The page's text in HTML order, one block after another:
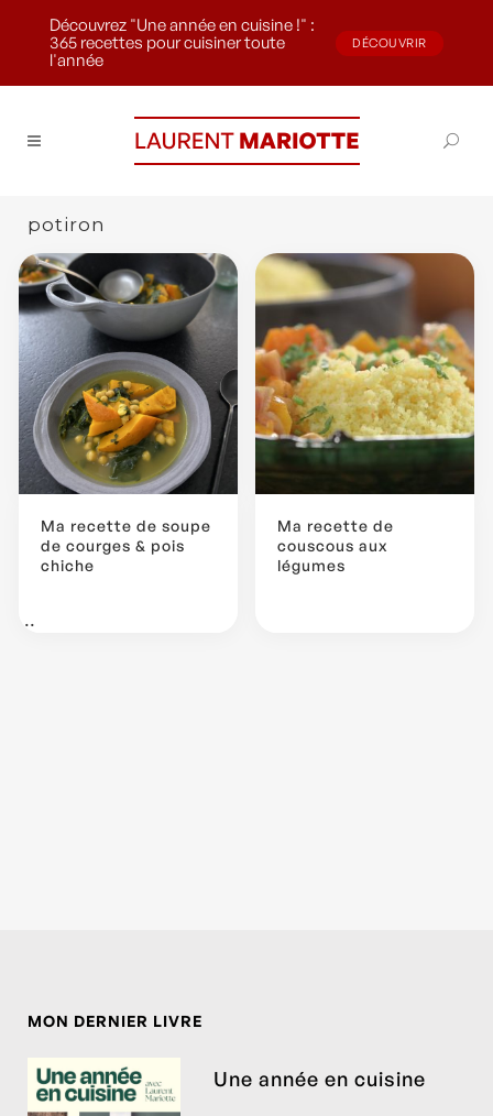
Découvrez "Une année en cuisine !" :
365 recettes pour cuisiner toute
l'année
DÉCOUVRIR
potiron
Ma recette de soupe
de courges & pois
chiche
...
Ma recette de
couscous aux
légumes
MON DERNIER LIVRE
Une année en cuisine